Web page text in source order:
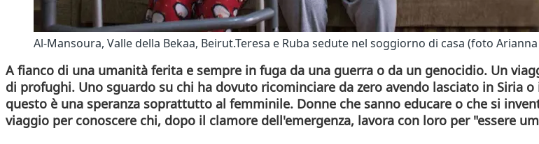
Al-Mansoura, Valle della Bekaa, Beirut.Teresa e Ruba sedute nel soggiorno di casa (foto
A fianco di una umanità ferita e sempre in fuga da una guerra o da un genocidio. Un
di profughi. Uno sguardo su chi ha dovuto ricominciare da zero avendo lasciato in Siria
questo è una speranza soprattutto al femminile. Donne che sanno educare o che si
viaggio per conoscere chi, dopo il clamore dell'emergenza, lavora con loro per "essere